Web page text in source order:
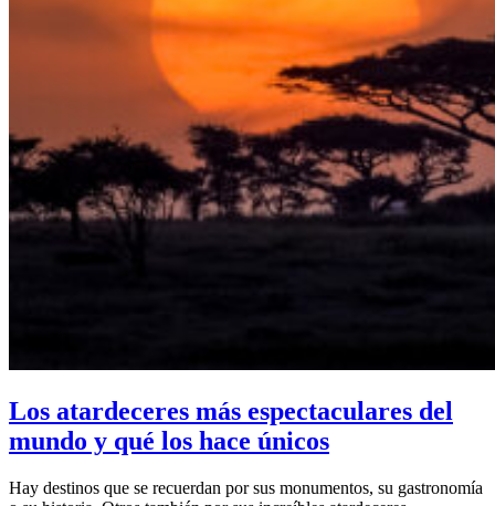
Los atardeceres más espectaculares del
mundo y qué los hace únicos
Hay destinos que se recuerdan por sus monumentos, su gastronomía